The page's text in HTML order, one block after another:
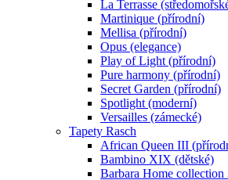
La Terrasse
Martinique (přírodní)
Mellisa (přírodní)
Opus (elegance)
Play of Light (přírodní)
Pure harmony (přírodní)
Secret Garden (přírodní)
Spotlight (moderní)
Versailles (zámecké)
Tapety Rasch
African Queen III
Bambino XIX (dětské)
Barbara Home collection